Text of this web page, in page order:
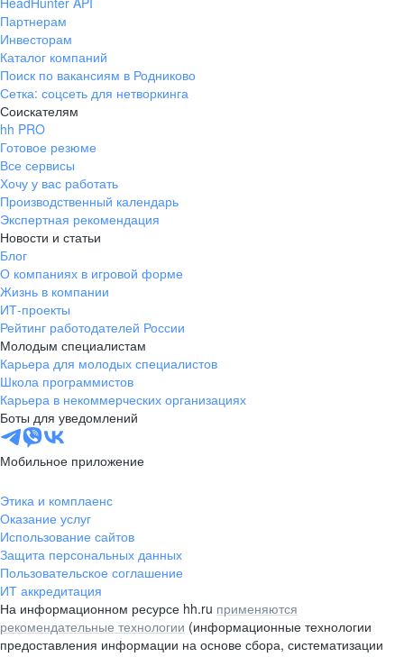
Партнерам
Инвесторам
Каталог компаний
Поиск по вакансиям в Родниково
Сетка: соцсеть для нетворкинга
Соискателям
hh PRO
Готовое резюме
Все сервисы
Хочу у вас работать
Производственный календарь
Экспертная рекомендация
Новости и статьи
Блог
О компаниях в игровой форме
Жизнь в компании
ИТ-проекты
Рейтинг работодателей России
Молодым специалистам
Карьера для молодых специалистов
Школа программистов
Карьера в некоммерческих организациях
Боты для уведомлений
Мобильное приложение
Этика и комплаенс
Оказание услуг
Использование сайтов
Защита персональных данных
Пользовательское соглашение
ИТ аккредитация
На информационном ресурсе hh.ru применяются
рекомендательные технологии (информационные технологии
предоставления информации на основе сбора, систематизации